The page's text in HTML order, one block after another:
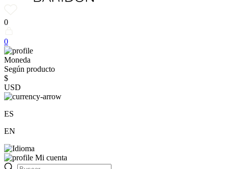
0
0
Moneda
Según producto
$
USD
ES
EN
Mi cuenta